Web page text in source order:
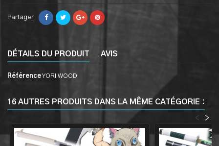
Partager
DÉTAILS DU PRODUIT AVIS
RéférenceYORI WOOD
16 AUTRES PRODUITS DANS LA MÊME CATÉGORIE :
>
<